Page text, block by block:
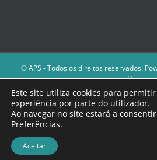
© APS - Todos os direitos reservados.
iT
A Direção da APS reserva-se o direito de
violem as leis
Os textos assinados e as imagens
Este site utiliza cookies para
experiência por parte do utilizador.
Ao navegar no site estará a
Preferências.
Aceitar